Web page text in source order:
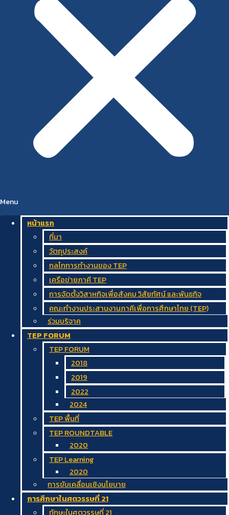
Menu
หน้าแรก
ที่มา
วัตถุประสงค์
กลไกการทำงานของ TEP
เครือข่ายภาคี TEP
การจัดตั้งวิสาหกิจเพื่อสังคม วิสัยทัศน์ และพันธกิจ
คณะทำงานประสานงานภาคีเพื่อการศึกษาไทย (TEP)
ร่วมบริจาค
TEP FORUM
TEP FORUM
2018
2019
2022
2024
TEP พื้นที่
TEP ROUNDTABLE
2020
TEP Learning
2020
การขับเคลื่อนเชิงนโยบาย
การศึกษาในศตวรรษที่ 21
ทักษะในศตวรรษที่ 21